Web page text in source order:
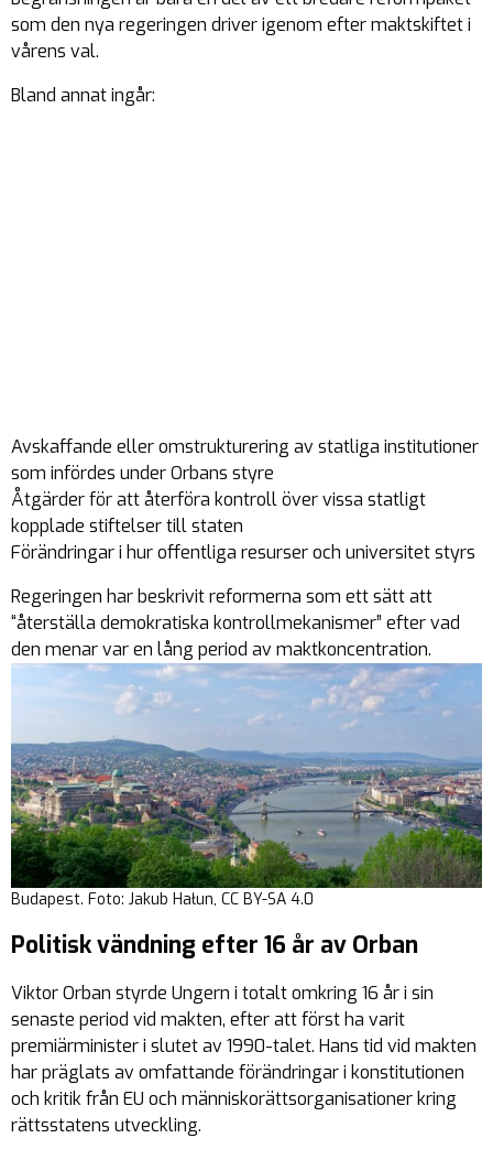
som den nya regeringen driver igenom efter maktskiftet i
vårens val.
Bland annat ingår:
Avskaffande eller omstrukturering av statliga institutioner
som infördes under Orbans styre
Åtgärder för att återföra kontroll över vissa statligt
kopplade stiftelser till staten
Förändringar i hur offentliga resurser och universitet styrs
Regeringen har beskrivit reformerna som ett sätt att
“återställa demokratiska kontrollmekanismer” efter vad
den menar var en lång period av maktkoncentration.
Budapest. Foto: Jakub Hałun, CC BY-SA 4.0
Politisk vändning efter 16 år av Orban
Viktor Orban styrde Ungern i totalt omkring 16 år i sin
senaste period vid makten, efter att först ha varit
premiärminister i slutet av 1990-talet. Hans tid vid makten
har präglats av omfattande förändringar i konstitutionen
och kritik från EU och människorättsorganisationer kring
rättsstatens utveckling.